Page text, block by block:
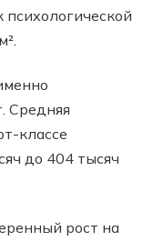
Средняя
классе
до 404 тысяч
рост на